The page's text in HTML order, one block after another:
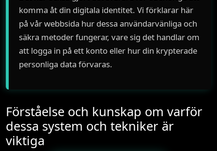
komma åt din digitala identitet. Vi förklarar här
på vår webbsida hur dessa användarvänliga och
säkra metoder fungerar, vare sig det handlar om
att logga in på ett konto eller hur din krypterade
personliga data förvaras.
Förståelse och kunskap om varför
dessa system och tekniker är
viktiga